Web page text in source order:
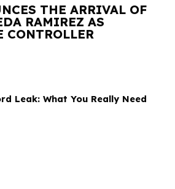
THE ARRIVAL OF
RAMIREZ AS
CONTROLLER